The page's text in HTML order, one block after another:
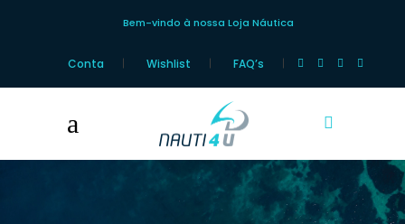
Bem-vindo à nossa Loja Náutica
Conta Wishlist FAQ’s